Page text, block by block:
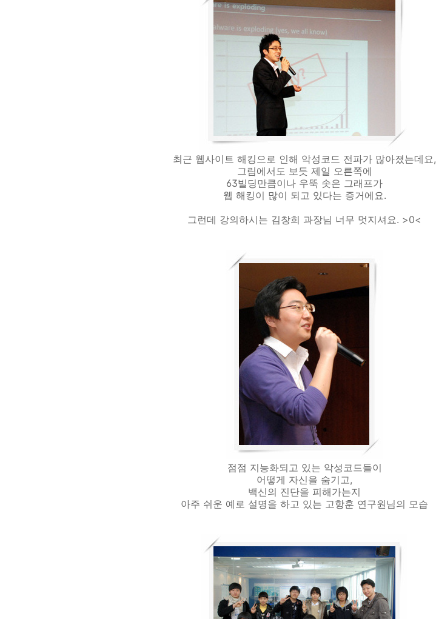
최근 웹사이트 해킹으로 인해 악성코드 전파가 많아졌는데요,
그림에서도 보듯 제일 오른쪽에
63빌딩만큼이나 우뚝 솟은 그래프가
웹 해킹이 많이 되고 있다는 증거에요.
그런데 강의하시는 김창희 과장님 너무 멋지셔요. >0<
점점 지능화되고 있는 악성코드들이
어떻게 자신을 숨기고,
백신의 진단을 피해가는지
아주 쉬운 예로 설명을 하고 있는 고항훈 연구원님의 모습